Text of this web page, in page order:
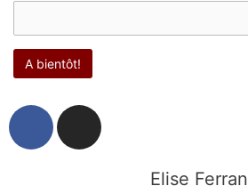
F
I
Elise Ferran